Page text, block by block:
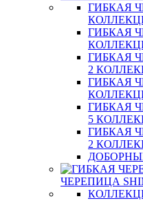
ГИБКАЯ
ГИБКАЯ
ГИБКАЯ
2
ГИБКАЯ
ГИБКАЯ
5
ГИБКАЯ
2
ЧЕРЕПИЦА